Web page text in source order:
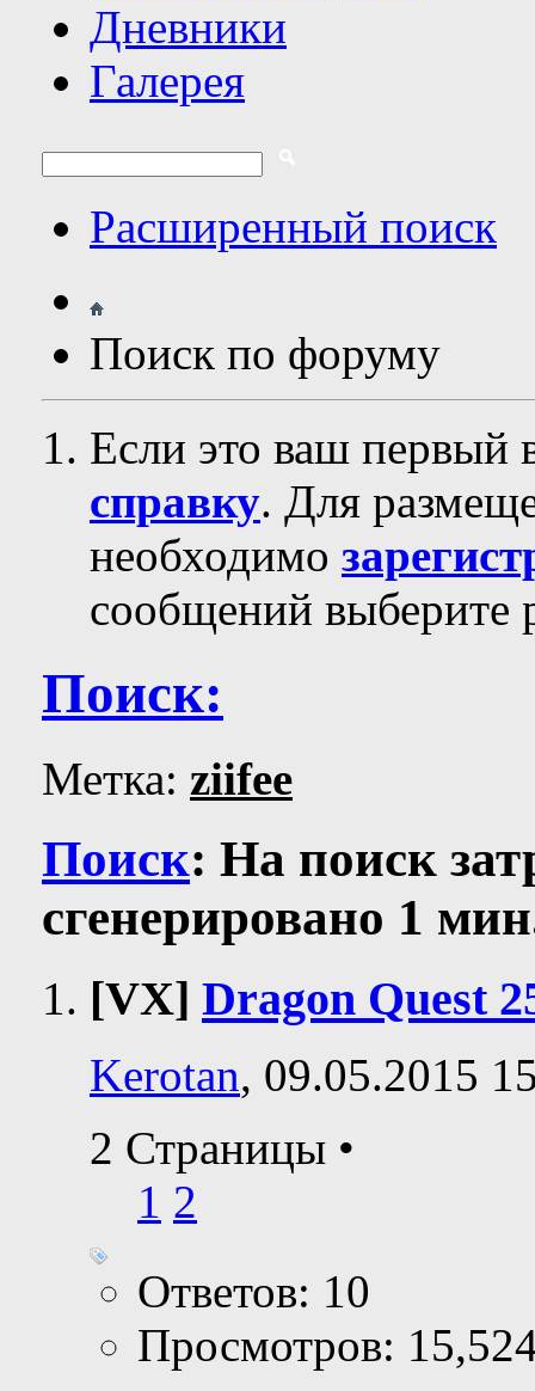
Дневники
Галерея
Расширенный поиск
Поиск по форуму
Если это ваш первый
справку. Для
необходимо
сообщений выберите
Поиск:
Метка: ziifee
Поиск: На поиск
сгенерировано 1
[VX] Dragon Quest
Kerotan, 09.05.2015
2 Страницы •
1 2
Ответов: 10
Просмотров: